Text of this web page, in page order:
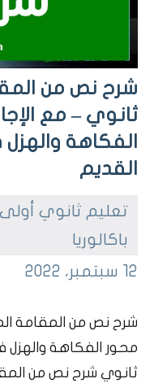
شرح نص من
ثانوي – مع
الفكاهة
القديم
تعليم ثانوي أولى
باكالوريا
12 سبتمبر، 2022
char7nas
bou7outh
شرح نص من المقامة
ثانوي شرح نص من